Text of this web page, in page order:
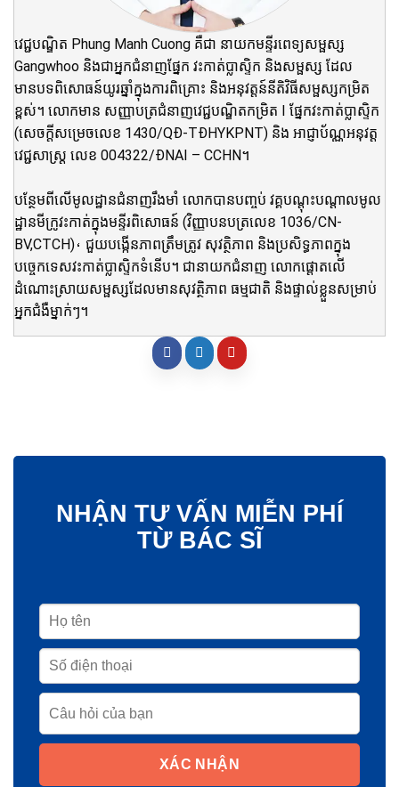
វេជ្ជបណ្ឌិត Phung Manh Cuong គឺជា នាយកមន្ទីរពេទ្យសម្ផស្ស
Gangwhoo និងជាអ្នកជំនាញផ្នែក វះកាត់ប្លាស្ទិក និងសម្ផស្ស ដែល
មានបទពិសោធន៍យូរឆ្នាំក្នុងការពិគ្រោះ និងអនុវត្តន៍នីតិវិធីសម្ផស្សកម្រិត
ខ្ពស់។ លោកមាន សញ្ញាបត្រជំនាញវេជ្ជបណ្ឌិតកម្រិត I ផ្នែកវះកាត់ប្លាស្ទិក
(សេចក្តីសម្រេចលេខ 1430/QĐ-TĐHYKPNT) និង អាជ្ញាប័ណ្ណអនុវត្ត
វេជ្ជសាស្ត្រ លេខ 004322/ĐNAI – CCHN។
បន្ថែមពីលើមូលដ្ឋានជំនាញរឹងមាំ លោកបានបញ្ចប់ វគ្គបណ្តុះបណ្តាលមូល
ដ្ឋានមីក្រូវះកាត់ក្នុងមន្ទីរពិសោធន៍ (វិញ្ញាបនបត្រលេខ 1036/CN-
BV,CTCH)، ជួយបង្កើនភាពត្រឹមត្រូវ សុវត្ថិភាព និងប្រសិទ្ធភាពក្នុង
បច្ចេកទេសវះកាត់ប្លាស្ទិកទំនើប។ ជានាយកជំនាញ លោកផ្តោតលើ
ដំណោះស្រាយសម្ផស្សដែលមានសុវត្ថិភាព ធម្មជាតិ និងផ្ទាល់ខ្លួនសម្រាប់
អ្នកជំងឺម្នាក់ៗ។
NHẬN TƯ VẤN MIỄN PHÍ
TỪ BÁC SĨ
XÁC NHẬN